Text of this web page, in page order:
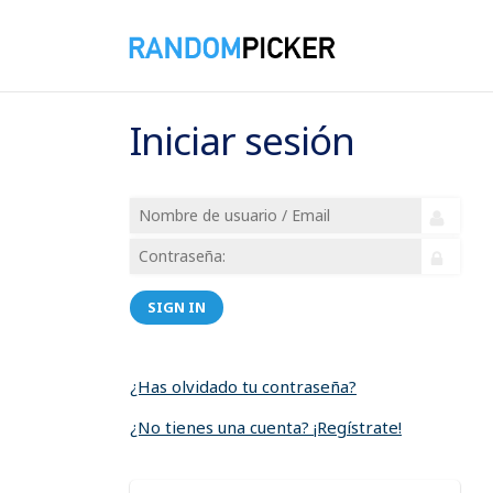
Iniciar sesión
SIGN IN
¿Has olvidado tu contraseña?
¿No tienes una cuenta? ¡Regístrate!